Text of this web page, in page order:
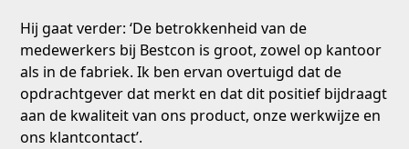
Hij gaat verder: ‘De betrokkenheid van de
medewerkers bij Bestcon is groot, zowel op kantoor
als in de fabriek. Ik ben ervan overtuigd dat de
opdrachtgever dat merkt en dat dit positief bijdraagt
aan de kwaliteit van ons product, onze werkwijze en
ons klantcontact’.